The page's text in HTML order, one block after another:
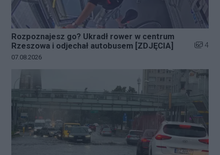
Rozpoznajesz go? Ukradł rower w centrum
Rzeszowa i odjechał autobusem [ZDJĘCIA]
Liczba
4
Data dodania galerii:
07.08.2026